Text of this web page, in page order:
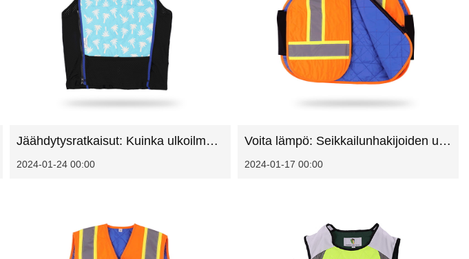
Jäähdytysratkaisut: Kuinka ulkoilmaliivit määrittelevät uudelleen ulkoilma -aktiviteetit
2024-01-24 00:00
Voita lämpö: Seikkailunhakijoiden ulkokäynnistysliivien edut
2024-01-17 00:00